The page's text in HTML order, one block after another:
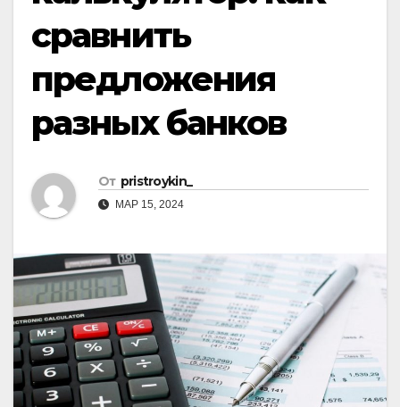
сравнить
предложения
разных банков
От pristroykin_
МАР 15, 2024